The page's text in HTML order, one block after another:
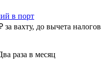
в порт
за вахту, до вычета налогов
раза в месяц